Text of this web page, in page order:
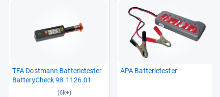
TFA Dost­mann Bat­te­rie­tes­ter
Bat­te­ry­Check 98.1126.01
(6k+)
APA Bat­te­rie­tes­ter